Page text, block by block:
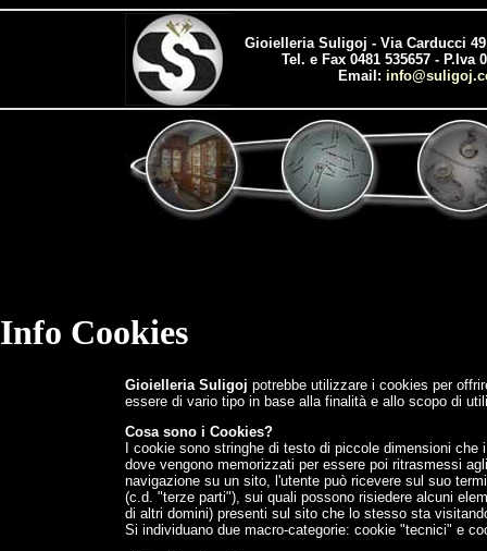
Gioielleria Suligoj - Via Carducci 49
Tel. e Fax 0481 535657 - P.Iva
Email:
Info Cookies
Gioielleria Suligoj potrebbe utilizzare i cookies per
essere di vario tipo in base alla finalità e allo scopo di
Cosa sono i Cookies?
I cookie sono stringhe di testo di piccole dimensioni
dove vengono memorizzati per essere poi ritrasmessi
navigazione su un sito, l'utente può ricevere sul suo
(c.d. "terze parti"), sui quali possono risiedere alcuni
di altri domini) presenti sul sito che lo stesso sta
Si individuano due macro-categorie: cookie "tecnici" e